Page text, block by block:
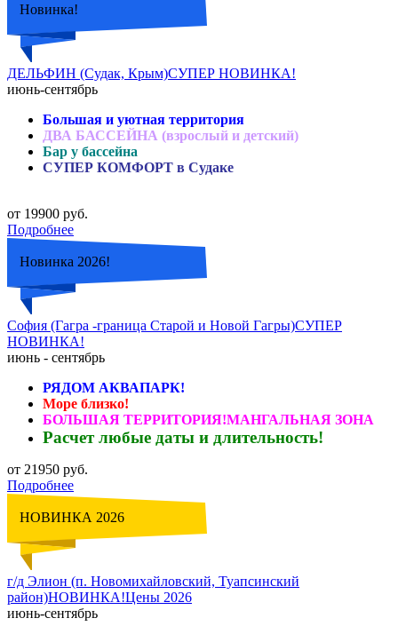
Новинка!
ДЕЛЬФИН (Судак, Крым)СУПЕР НОВИНКА!
июнь-сентябрь
Большая и уютная территория
ДВА БАССЕЙНА (взрослый и детский)
Бар у бассейна
СУПЕР КОМФОРТ в Судаке
от 19900 руб.
Подробнее
Новинка 2026!
София (Гагра -граница Старой и Новой Гагры)СУПЕР
НОВИНКА!
июнь - сентябрь
РЯДОМ АКВАПАРК!
Море близко!
БОЛЬШАЯ ТЕРРИТОРИЯ!МАНГАЛЬНАЯ ЗОНА
Расчет любые даты и длительность!
от 21950 руб.
Подробнее
НОВИНКА 2026
г/д Элион (п. Новомихайловский, Туапсинский
район)НОВИНКА!Цены 2026
июнь-сентябрь